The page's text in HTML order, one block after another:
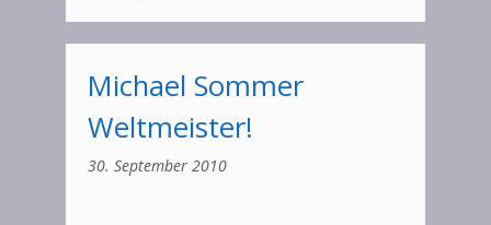
mit
Wunderwaffe
Michael Sommer
Weltmeister!
30. September 2010